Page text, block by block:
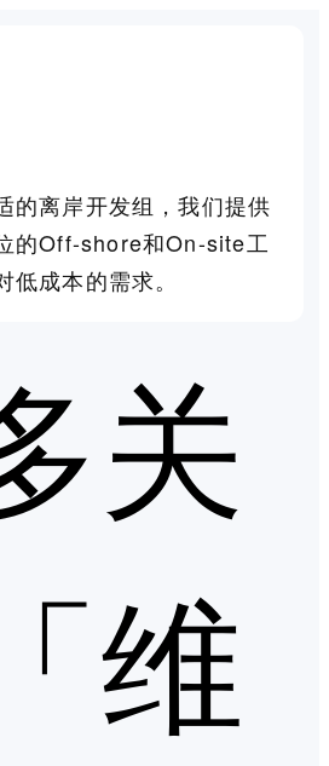
的离岸开发组，我们提供
的Off-shore和On-site工
成本的需求。
关
维